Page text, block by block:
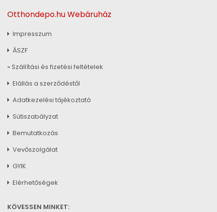
Otthondepo.hu Webáruház
Impresszum
ÁSZF
» Szállítási és fizetési feltételek
Elállás a szerződéstől
Adatkezelési tájékoztató
Sütiszabályzat
Bemutatkozás
Vevőszolgálat
GYIK
Elérhetőségek
KÖVESSEN MINKET: